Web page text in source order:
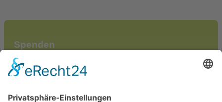
Spenden
Jeder Euro hat seinen Sinn, egal ob Sie eine Schulbank
oder den Bau einer neuen Schule finanzieren wollen.